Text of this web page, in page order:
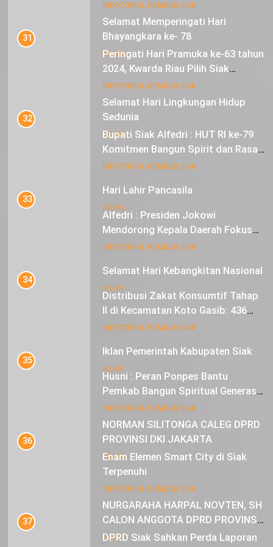
Selamat Hari Lingkungan Hidup
Sedunia
IKLAN
Hari Lahir Pancasila
Selamat Hari Kebangkitan Nasional
IKLAN
Iklan Pemerintah Kabupaten Siak
IKLAN
PROVINSI DKI JAKARTA
IKLAN
NURGARAHA HARPAL NOVTEN, SH
CALON ANGGOTA DPRD PROVINSI
DKI JAKARTA
IKLAN
Sebagai Tuan Rumah
INFOTORIAL PEMKAB SIAK
32
Bupati Siak Alfedri : HUT RI ke-79
Komitmen Bangun Spirit dan Rasa
Nasionalisme
INFOTORIAL PEMKAB SIAK
33
Alfedri : Presiden Jokowi
Mendorong Kepala Daerah Fokus
pada Inflasi dan Pilkada Serentak
INFOTORIAL PEMKAB SIAK
34
Distribusi Zakat Konsumtif Tahap
II di Kecamatan Koto Gasib: 436
Mustahik Terima Bantuan
INFOTORIAL PEMKAB SIAK
35
Husni : Peran Ponpes Bantu
Pemkab Bangun Spiritual Generasi
Muda
INFOTORIAL PEMKAB SIAK
36
Enam Elemen Smart City di Siak
Terpenuhi
INFOTORIAL PEMKAB SIAK
37
DPRD Siak Sahkan Perda Laporan
Pertanggungjawaban APBD 2023
INFOTORIAL PEMKAB SIAK
38
Alfedri : Apresiasi Pembangunan di